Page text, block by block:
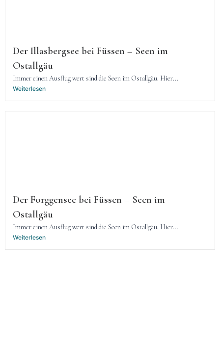
Der Illasbergsee bei Füssen – Seen im
Ostallgäu
Immer einen Ausflug wert sind die Seen im Ostallgäu. Hier...
Weiterlesen
Der Forggensee bei Füssen – Seen im
Ostallgäu
Immer einen Ausflug wert sind die Seen im Ostallgäu. Hier...
Weiterlesen